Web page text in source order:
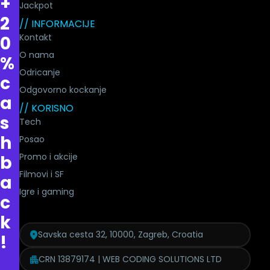
2
0
%
c
a
s
h
b
a
c
k
!
Jackpot
// INFORMACIJE
Kontakt
O nama
Odricanje
Odgovorno kockanje
// KORISNO
Tech
Posao
Promo i akcije
Filmovi i SF
Igre i gaming
Savska cesta 32, 10000, Zagreb, Croatia
CRN 13879174 | WEB CODING SOLUTIONS LTD